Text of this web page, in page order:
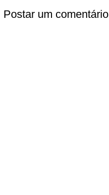
Postar um comentário